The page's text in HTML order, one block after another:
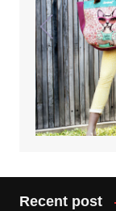
Recent post